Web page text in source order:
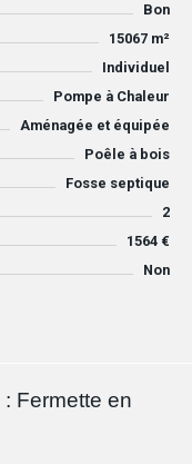
Bon
15067 m²
Individuel
Pompe à Chaleur
Aménagée et équipée
Poêle à bois
Fosse septique
2
1564 €
Non
: Fermette en